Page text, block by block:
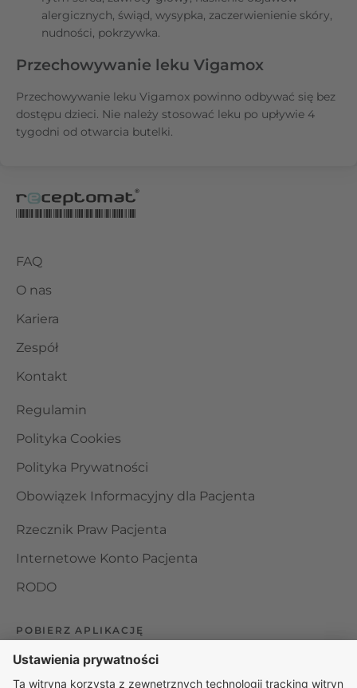
alergicznych, świąd, wysypka, zaczerwienienie skóry,
nudności, pokrzywka.
Przechowywanie leku Vigamox
Przechowywanie leku Vigamox powinno odbywać się bez
dostępu dzieci. Nie należy stosować leku po upływie 4
tygodni od otwarcia butelki.
FAQ
O nas
Kariera
Zespół
Kontakt
Regulamin
Polityka Cookies
Polityka Prywatności
Obowiązek Informacyjny dla Pacjenta
Rzecznik Praw Pacjenta
Internetowe Konto Pacjenta
RODO
POBIERZ APLIKACJĘ